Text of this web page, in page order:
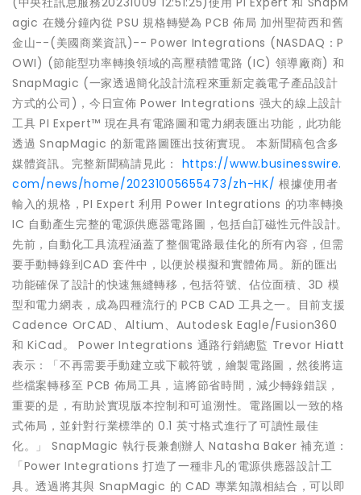
agic 在幾分鐘內從 PSU 規格轉變為 PCB 佈局 加州聖荷西和舊
金山--(美國商業資訊)-- Power Integrations (NASDAQ：P
OWI) (節能型功率轉換領域的高壓積體電路 (IC) 領導廠商) 和
SnapMagic (一家透過簡化設計流程來重新定義電子產品設計
方式的公司)，今日宣佈 Power Integrations 强大的線上設計
工具 PI Expert™ 現在具有電路圖和電力網表匯出功能，此功能
透過 SnapMagic 的新電路圖匯出技術實現。 本新聞稿包含多
媒體資訊。完整新聞稿請見此： https://www.businesswire.
com/news/home/20231005655473/zh-HK/ 根據使用者
輸入的規格，PI Expert 利用 Power Integrations 的功率轉換
IC 自動產生完整的電源供應器電路圖，包括自訂磁性元件設計。
先前，自動化工具流程涵蓋了整個電路最佳化的所有內容，但需
要手動轉錄到CAD 套件中，以便於模擬和實體佈局。新的匯出
功能確保了設計的快速無縫轉移，包括符號、佔位面積、3D 模
型和電力網表，成為四種流行的 PCB CAD 工具之一。目前支援
Cadence OrCAD、Altium、Autodesk Eagle/Fusion360
和 KiCad。 Power Integrations 通路行銷總監 Trevor Hiatt
表示：「不再需要手動建立或下載符號，繪製電路圖，然後將這
些檔案轉移至 PCB 佈局工具，這將節省時間，減少轉錄錯誤，
重要的是，有助於實現版本控制和可追溯性。電路圖以一致的格
式佈局，並針對行業標準的 0.1 英寸格式進行了可讀性最佳
化。」 SnapMagic 執行長兼創辦人 Natasha Baker 補充道：
「Power Integrations 打造了一種非凡的電源供應器設計工
具。透過將其與 SnapMagic 的 CAD 專業知識相結合，可以即